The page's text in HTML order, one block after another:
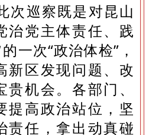
次巡察既是对昆山
治党主体责任、践
一次“政治体检”，
新区发现问题、改
机会。各部门、
提高政治站位，坚
责任，拿出动真碰